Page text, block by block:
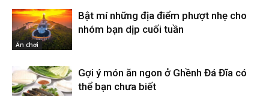
Ăn chơi
Bật mí những địa điểm phượt nhẹ cho
nhóm bạn dịp cuối tuần
Gợi ý món ăn ngon ở Ghềnh Đá Đĩa có
thể bạn chưa biết